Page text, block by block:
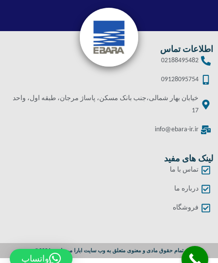
اطلاعات تماس
02188495482
09128095754
خیابان بهار شمالی،جنب بانک مسکن، پاساژ مرجان، طبقه اول، واحد
17
info@ebara-ir.ir
لینک های مفید
تماس با ما
درباره ما
فروشگاه
تمام حقوق مادی و معنوی متعلق به وب سایت ابارا می باشد. 2024©
واتساپ